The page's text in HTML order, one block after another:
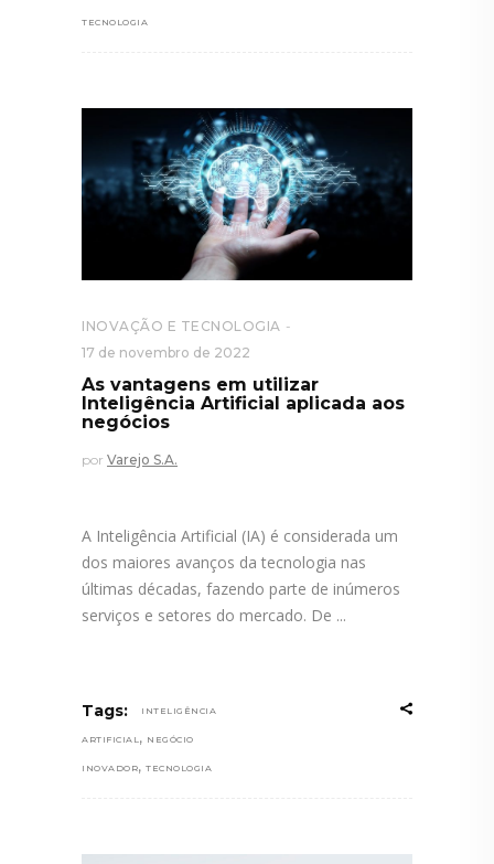
TECNOLOGIA
INOVAÇÃO E TECNOLOGIA
17 de novembro de 2022
As vantagens em utilizar
Inteligência Artificial aplicada aos
negócios
por Varejo S.A.
A Inteligência Artificial (IA) é considerada um
dos maiores avanços da tecnologia nas
últimas décadas, fazendo parte de inúmeros
serviços e setores do mercado. De
Tags: INTELIGÊNCIA
ARTIFICIAL, NEGÓCIO
INOVADOR, TECNOLOGIA